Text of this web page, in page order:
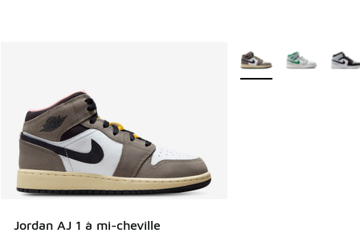
Jordan AJ 1 à mi-cheville
Plus de couleurs